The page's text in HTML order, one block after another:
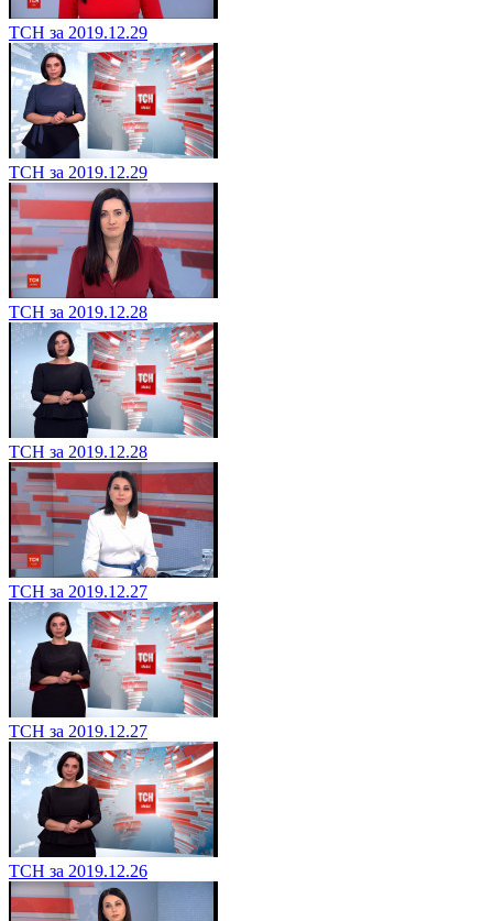
ТСН за 2019.12.29
ТСН за 2019.12.29
ТСН за 2019.12.28
ТСН за 2019.12.28
ТСН за 2019.12.27
ТСН за 2019.12.27
ТСН за 2019.12.26